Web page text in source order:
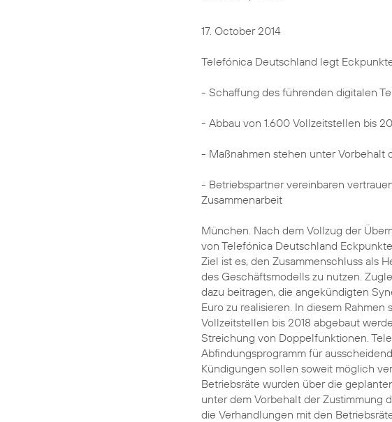
17. October 2014
Telefónica Deutschland legt
- Schaffung des führenden digitalen
- Abbau von 1.600 Vollzeitstellen bis
- Maßnahmen stehen unter Vorbehalt
- Betriebspartner vereinbaren
Zusammenarbeit
München. Nach dem Vollzug der
von Telefónica Deutschland
Ziel ist es, den Zusammenschluss als
des Geschäftsmodells zu nutzen.
dazu beitragen, die angekündigten
Euro zu realisieren. In diesem
Vollzeitstellen bis 2018 abgebaut
Streichung von Doppelfunktionen.
Abfindungsprogramm für
Kündigungen sollen soweit möglich
Betriebsräte wurden über die
unter dem Vorbehalt der Zustimmung
die Verhandlungen mit den